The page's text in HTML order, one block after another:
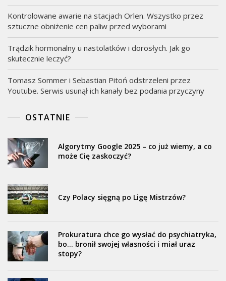
Kontrolowane awarie na stacjach Orlen. Wszystko przez
sztuczne obniżenie cen paliw przed wyborami
Trądzik hormonalny u nastolatków i dorosłych. Jak go
skutecznie leczyć?
Tomasz Sommer i Sebastian Pitoń odstrzeleni przez
Youtube. Serwis usunął ich kanały bez podania przyczyny
OSTATNIE
Algorytmy Google 2025 – co już wiemy, a co
może Cię zaskoczyć?
Czy Polacy sięgną po Ligę Mistrzów?
Prokuratura chce go wysłać do psychiatryka,
bo… bronił swojej własności i miał uraz
stopy?